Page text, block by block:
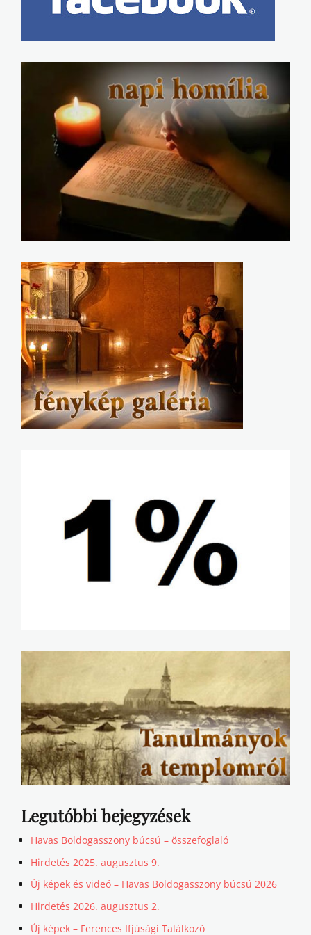
Legutóbbi bejegyzések
Havas Boldogasszony búcsú – összefoglaló
Hirdetés 2025. augusztus 9.
Új képek és videó – Havas Boldogasszony búcsú 2026
Hirdetés 2026. augusztus 2.
Új képek – Ferences Ifjúsági Találkozó